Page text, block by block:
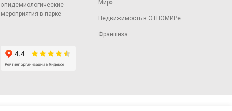
эпидемиологические
мероприятия в парке
Мир»
Недвижимость в ЭТНОМИРе
Франшиза